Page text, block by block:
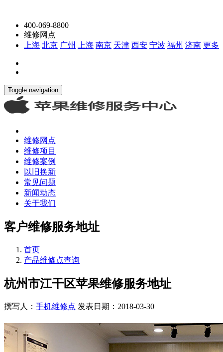
400-069-8800
维修网点
上海 北京 广州 上海 南京 天津 西安 宁波 福州 济南 更多
Toggle navigation
维修网点
维修项目
维修案例
以旧换新
常见问题
新闻动态
关于我们
客户维修服务地址
首页
产品维修点查询
杭州市江干区苹果维修服务地址
撰写人： 手机维修点 发表日期：2018-03-30